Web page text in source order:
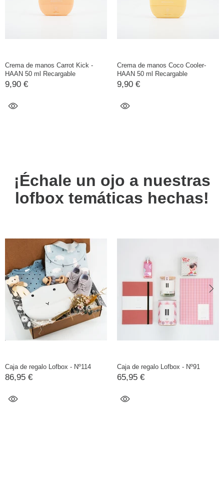
Crema de manos Carrot Kick -
HAAN 50 ml Recargable
9,90 €
Crema de manos Coco Cooler-
HAAN 50 ml Recargable
9,90 €
¡Échale un ojo a nuestras
lofbox temáticas hechas!
Caja de regalo Lofbox - Nº114
86,95 €
Caja de regalo Lofbox - Nº91
65,95 €